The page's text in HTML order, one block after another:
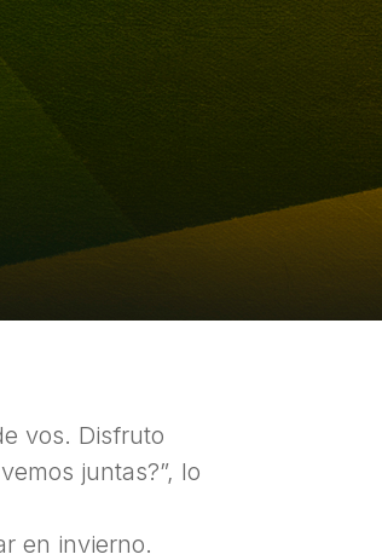
vos. Disfruto
juntas?”, lo
en invierno.